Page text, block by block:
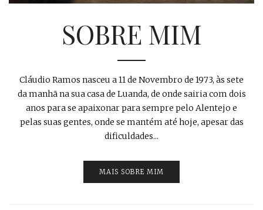
SOBRE MIM
Cláudio Ramos nasceu a 11 de Novembro de 1973, às sete
da manhã na sua casa de Luanda, de onde sairia com dois
anos para se apaixonar para sempre pelo Alentejo e
pelas suas gentes, onde se mantém até hoje, apesar das
dificuldades...
MAIS SOBRE MIM